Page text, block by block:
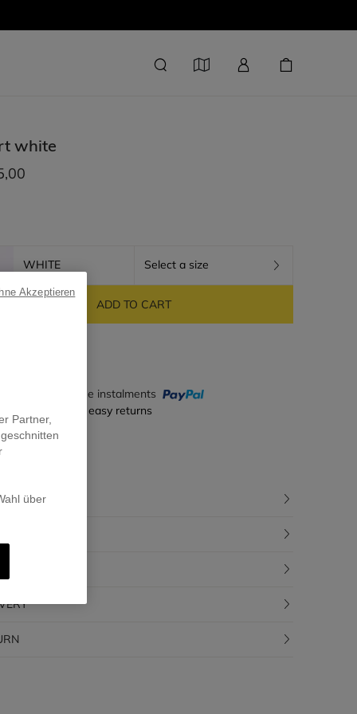
white
WHITE Select a size
ADD TO CART
in 4 interest-free instalments
payment & easy returns
Partner,
über
Akzeptieren